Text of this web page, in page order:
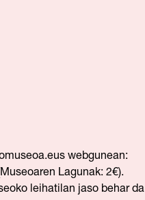
webgunean:
Lagunak: 2€).
leihatilan jaso behar da